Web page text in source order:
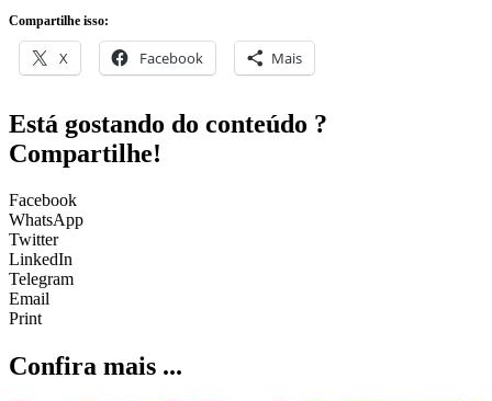
Compartilhe isso:
X Facebook Mais
Está gostando do conteúdo ?
Compartilhe!
Facebook
WhatsApp
Twitter
LinkedIn
Telegram
Email
Print
Confira mais ...